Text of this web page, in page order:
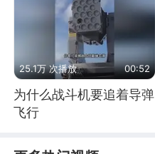
25.1万 次播放 00:52
为什么战斗机要追着导弹
飞行